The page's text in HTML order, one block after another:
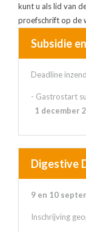
kunt u als lid van
proefschrift op de
Subsidie
Deadline
- Gastrostart
1 december
Digestive
9 en 10
Inschrijving